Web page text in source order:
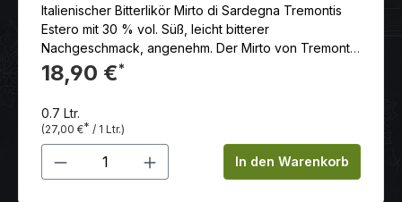
Italienischer Bitterlikör Mirto di Sardegna Tremontis
Estero mit 30 % vol. Süß, leicht bitterer
Nachgeschmack, angenehm. Der Mirto von Tremontis
gilt als einer der traditionellsten und bekanntesten
Liköre der Insel. Er wird durch Kaltmazeration von
hergestellt. Es werden keine künstlichen Aromen,
Farb- oder Konservierungsstoffe verwendet. Der
Likör hat einen charakteristischen süßen Geschmack
mit fruchtigen und leicht herb-würzigen Noten. Er wird
18,90 €*
0.7 Ltr.
(27,00 €* / 1 Ltr.)
Produkt Anzahl: Gib denIn den Warenkorb